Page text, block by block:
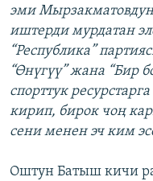
эми
иштерди мурдатан
“Республика”
“Өнүгүү” жана “Бир
спорттук
кирип, бирок чоң
сени менен эч ким
Оштун Батыш кичи